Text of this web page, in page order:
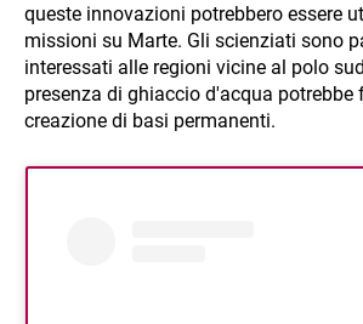
queste innovazioni potrebbero essere
missioni su Marte. Gli scienziati sono
interessati alle regioni vicine al polo
presenza di ghiaccio d'acqua potrebbe
creazione di basi permanenti.